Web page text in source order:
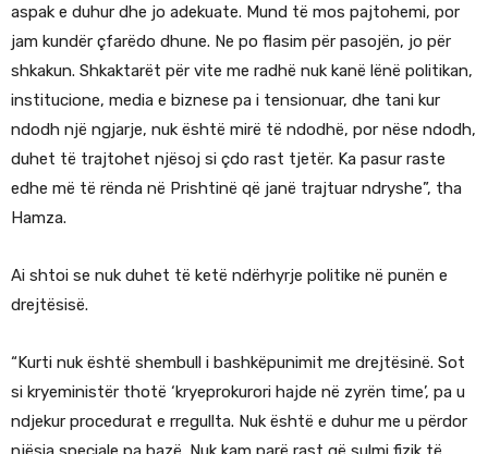
aspak e duhur dhe jo adekuate. Mund të mos pajtohemi, por
jam kundër çfarëdo dhune. Ne po flasim për pasojën, jo për
shkakun. Shkaktarët për vite me radhë nuk kanë lënë politikan,
institucione, media e biznese pa i tensionuar, dhe tani kur
ndodh një ngjarje, nuk është mirë të ndodhë, por nëse ndodh,
duhet të trajtohet njësoj si çdo rast tjetër. Ka pasur raste
edhe më të rënda në Prishtinë që janë trajtuar ndryshe”, tha
Hamza.
Ai shtoi se nuk duhet të ketë ndërhyrje politike në punën e
drejtësisë.
“Kurti nuk është shembull i bashkëpunimit me drejtësinë. Sot
si kryeministër thotë ‘kryeprokurori hajde në zyrën time’, pa u
ndjekur procedurat e rregullta. Nuk është e duhur me u përdor